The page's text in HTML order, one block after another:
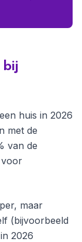
huis in 2026
met de
van de
maar
(bijvoorbeeld
2026